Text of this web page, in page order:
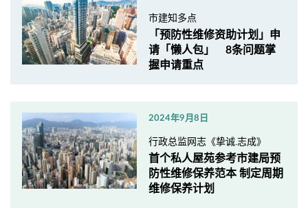
市建知多点
「预防性维修资助计划」申
请「懒人包」 8条问题掌
握申请重点
2024年9月8日
行政总监网志《挚诚.志成》
首个私人屋苑参考市建局预
防性维修保养范本 制定周期
维修保养计划